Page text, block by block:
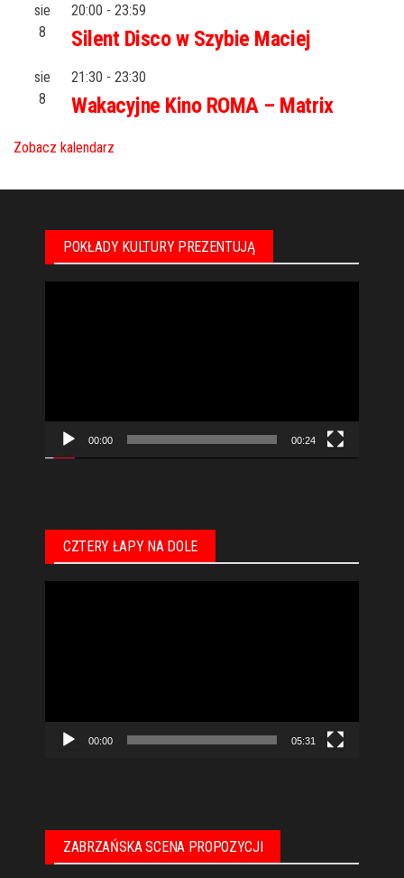
sie
8
20:00 - 23:59
Silent Disco w Szybie Maciej
sie
8
21:30 - 23:30
Wakacyjne Kino ROMA – Matrix
Zobacz kalendarz
POKŁADY KULTURY PREZENTUJĄ
00:00 00:24
CZTERY ŁAPY NA DOLE
00:00 05:31
ZABRZAŃSKA SCENA PROPOZYCJI